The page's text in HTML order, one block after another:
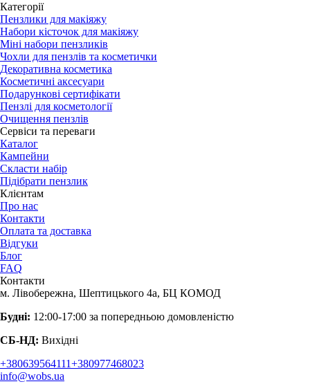
Категорії
Пензлики для макіяжу
Набори кісточок для макіяжу
Міні набори пензликів
Чохли для пензлів та косметички
Декоративна косметика
Косметичні аксесуари
Подарункові сертифікати
Пензлі для косметології
Очищення пензлів
Сервіси та переваги
Каталог
Кампейни
Скласти набір
Підібрати пензлик
Клієнтам
Про нас
Контакти
Оплата та доставка
Відгуки
Блог
FAQ
Контакти
м. Лівобережна, Шептицького 4а, БЦ КОМОД
Будні: 12:00-17:00 за попередньою домовленістю
СБ-НД: Вихідні
+380639564111+380977468023
info@wobs.ua